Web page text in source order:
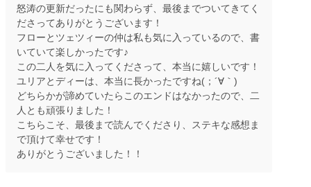
怒涛の更新だったにも関わらず、最後までついてきてく
ださってありがとうございます！
フローとツェツィーの仲は私も気に入っているので、書
いていて楽しかったです♪
この二人を気に入ってくださって、本当に嬉しいです！
ユリアとディーは、本当に長かったですね(；´∀｀)
どちらかが諦めていたらこのエンドはなかったので、二
人とも頑張りました！
こちらこそ、最後まで読んでくださり、ステキな感想ま
で頂けて幸せです！
ありがとうございました！！